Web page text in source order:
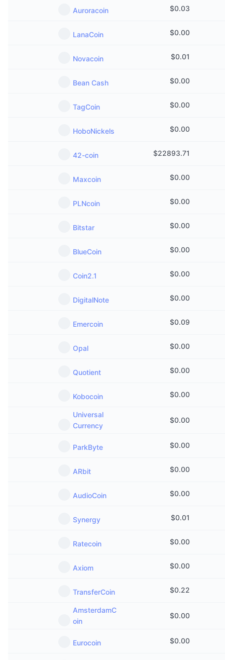
Technológia
Kalendár ICO
Kalendár udalostí
Auroracoin $0.03
LanaCoin $0.00
Novacoin $0.01
Bean Cash $0.00
TagCoin $0.00
HoboNickels $0.00
42-coin $22893.71
Maxcoin $0.00
PLNcoin $0.00
Bitstar $0.00
BlueCoin $0.00
Coin2.1 $0.00
DigitalNote $0.00
Emercoin $0.09
Opal $0.00
Quotient $0.00
Kobocoin $0.00
Universal
Currency
$0.00
ParkByte $0.00
ARbit $0.00
AudioCoin $0.00
Synergy $0.01
Ratecoin $0.00
Axiom $0.00
TransferCoin $0.22
AmsterdamC
oin
$0.00
Eurocoin $0.00